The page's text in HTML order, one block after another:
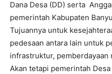
Dana Desa (DD) serta
pemerintah Kabupaten
Tujuannya untuk
pedesaan antara lain untuk
infrastruktur, pemberdayaan
Akan tetapi pemerintah